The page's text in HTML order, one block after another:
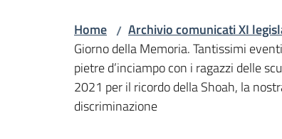
Home / Archivio comunicati XI
Giorno della Memoria. Tantissimi
pietre d’inciampo con i ragazzi delle
2021 per il ricordo della Shoah, la
discriminazione